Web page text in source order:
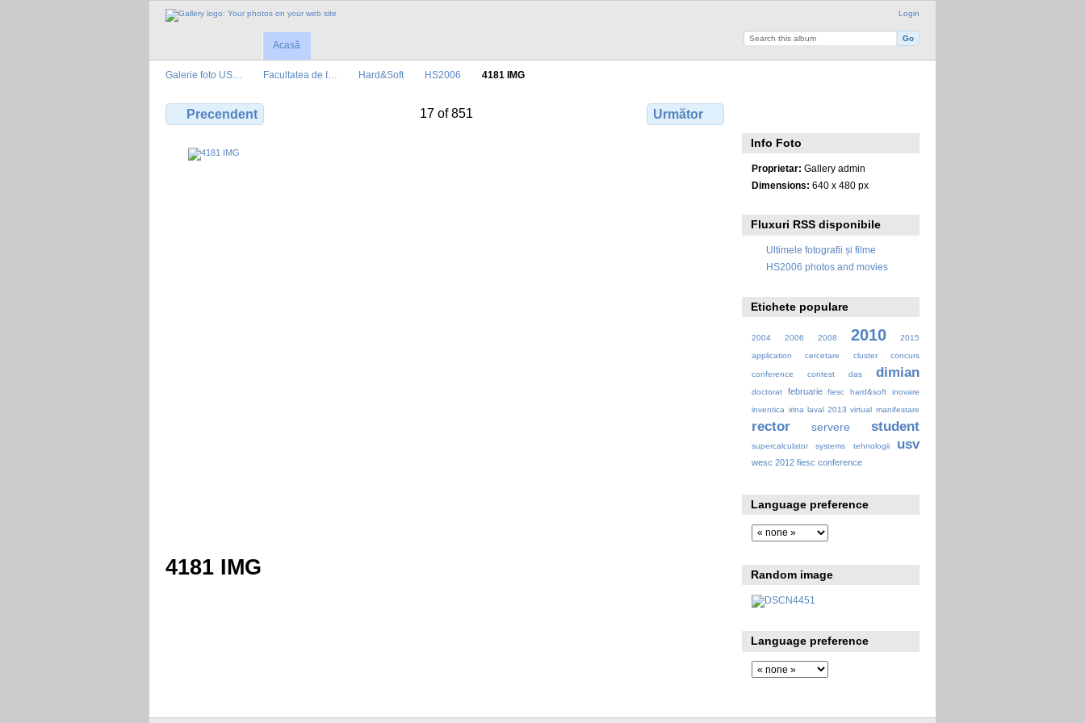
Login
Acasă
Galerie foto US… Facultatea de I… Hard&Soft HS2006 4181 IMG
Precendent 17 of 851 Următor
4181 IMG
Info Foto
Proprietar: Gallery admin
Dimensions: 640 x 480 px
Fluxuri RSS disponibile
Ultimele fotografii și filme
HS2006 photos and movies
Etichete populare
2004 2006 2008 2010
2015
application
cercetare cluster concurs
conference contest das dimian
doctorat februarie fiesc hard&soft
inovare
inventica irina laval 2013 virtual manifestare
rector servere student
supercalculator systems tehnologii usv
wesc 2012 fiesc conference
Language preference
Random image
Language preference